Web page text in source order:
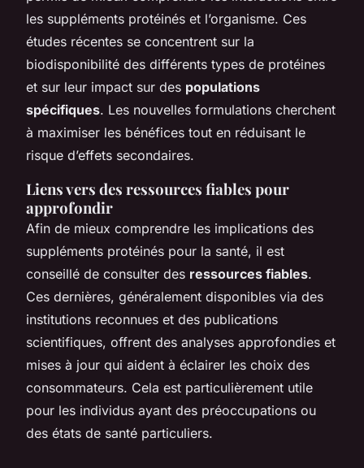
les suppléments protéinés et l’organisme. Ces
études récentes se concentrent sur la
biodisponibilité des différents types de protéines
et sur leur impact sur des populations
spécifiques. Les nouvelles formulations cherchent
à maximiser les bénéfices tout en réduisant le
risque d’effets secondaires.
Liens vers des ressources fiables pour
approfondir
Afin de mieux comprendre les implications des
suppléments protéinés pour la santé, il est
conseillé de consulter des ressources fiables.
Ces dernières, généralement disponibles via des
institutions reconnues et des publications
scientifiques, offrent des analyses approfondies et
mises à jour qui aident à éclairer les choix des
consommateurs. Cela est particulièrement utile
pour les individus ayant des préoccupations ou
des états de santé particuliers.